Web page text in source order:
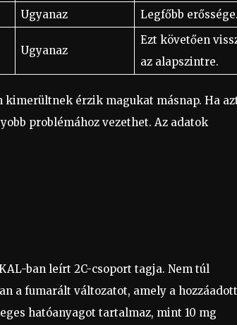
Ugyanaz Legfőbb
Ugyanaz
Ezt követően
az alapszintre.
kimerültnek érzik magukat másnap. Ha
problémához vezethet. Az adatok
ban leírt 2C-csoport tagja. Nem túl
a fumarált változatot, amely a hozzáadott
hatóanyagot tartalmaz, mint 10 mg